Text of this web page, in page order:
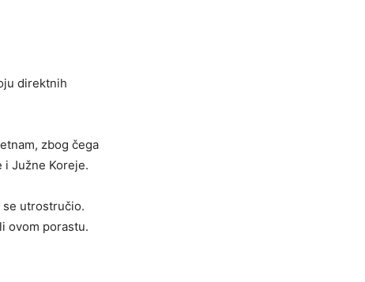
direktnih
zbog čega
i Južne Koreje.
utrostručio.
ovom porastu.